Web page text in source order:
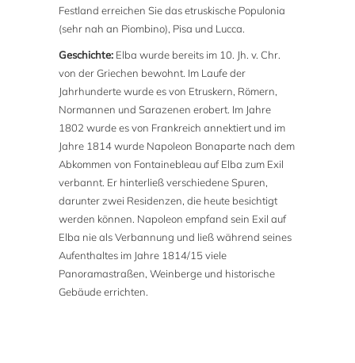
Festland erreichen Sie das etruskische Populonia
(sehr nah an Piombino), Pisa und Lucca.
Geschichte: Elba wurde bereits im 10. Jh. v. Chr.
von der Griechen bewohnt. Im Laufe der
Jahrhunderte wurde es von Etruskern, Römern,
Normannen und Sarazenen erobert. Im Jahre
1802 wurde es von Frankreich annektiert und im
Jahre 1814 wurde Napoleon Bonaparte nach dem
Abkommen von Fontainebleau auf Elba zum Exil
verbannt. Er hinterließ verschiedene Spuren,
darunter zwei Residenzen, die heute besichtigt
werden können. Napoleon empfand sein Exil auf
Elba nie als Verbannung und ließ während seines
Aufenthaltes im Jahre 1814/15 viele
Panoramastraßen, Weinberge und historische
Gebäude errichten.